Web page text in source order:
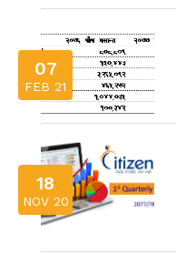
07
FEB 21
18
NOV 20